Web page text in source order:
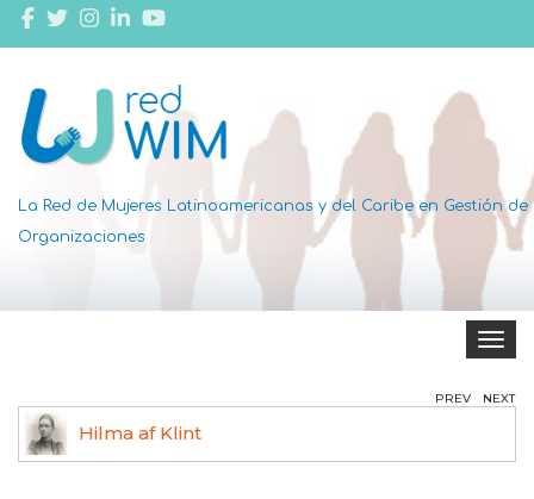
La Red de Mujeres Latinoamericanas y del Caribe en Gestión de
Organizaciones
Toggle
Hilma af Klint
PREV NEXT